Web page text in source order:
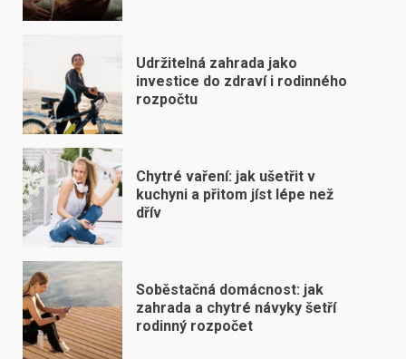
Udržitelná zahrada jako
investice do zdraví i rodinného
rozpočtu
Chytré vaření: jak ušetřit v
kuchyni a přitom jíst lépe než
dřív
Soběstačná domácnost: jak
zahrada a chytré návyky šetří
rodinný rozpočet